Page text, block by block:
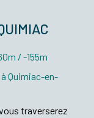
/ -155m
Quimiac-en-
traverserez